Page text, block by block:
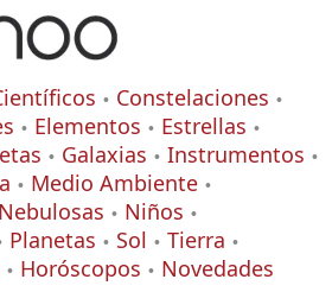
Constelaciones
Elementos
Estrellas
Galaxias
Instrumentos
Medio Ambiente
Nebulosas
Niños
Planetas Sol
Tierra
Horóscopos Novedades